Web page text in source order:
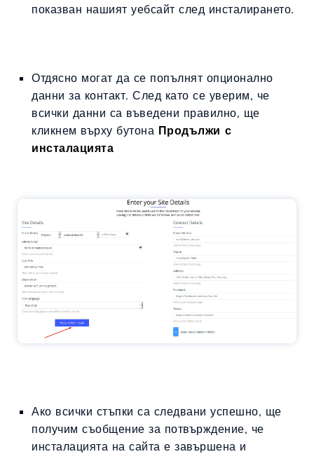
показван нашият уебсайт след инсталирането.
Отдясно могат да се попълнят опционално
данни за контакт. След като се уверим, че
всички данни са въведени правилно, ще
кликнем върху бутона Продължи с
инсталацията
Ако всички стъпки са следвани успешно, ще
получим съобщение за потвърждение, че
инсталацията на сайта е завършена и